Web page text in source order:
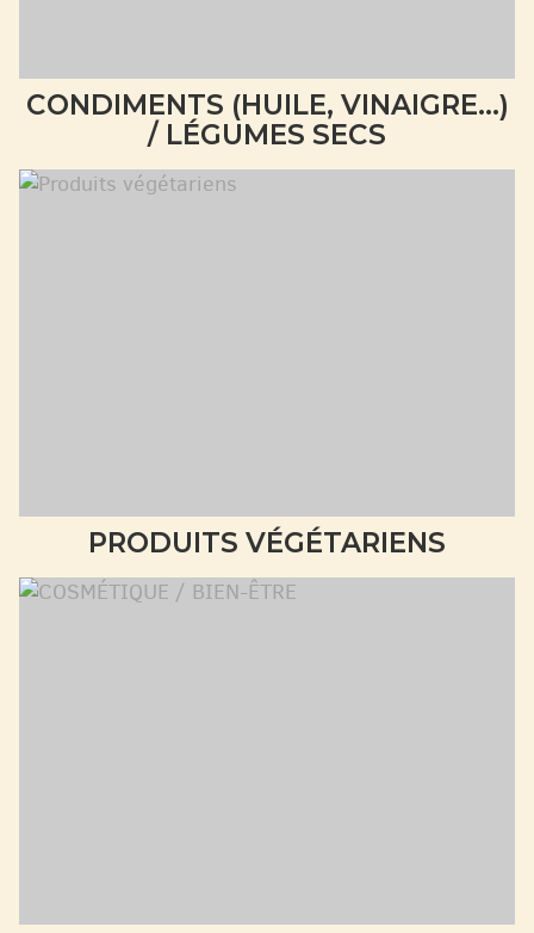
CONDIMENTS (HUILE, VINAIGRE...)
/ LÉGUMES SECS
PRODUITS VÉGÉTARIENS